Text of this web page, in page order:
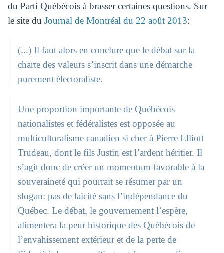
du Parti Québécois à brasser certaines questions. Sur
le site du Journal de Montréal du 22 août 2013:
(...) Il faut alors en conclure que le débat sur la
charte des valeurs s’inscrit dans une démarche
purement électoraliste.
Une proportion importante de Québécois
nationalistes et fédéralistes est opposée au
multiculturalisme canadien si cher à Pierre Elliott
Trudeau, dont le fils Justin est l’ardent héritier. Il
s’agit donc de créer un momentum favorable à la
souveraineté qui pourrait se résumer par un
slogan: pas de laïcité sans l’indépendance du
Québec. Le débat, le gouvernement l’espère,
alimentera la peur historique des Québécois de
l’envahissement extérieur et de la perte de